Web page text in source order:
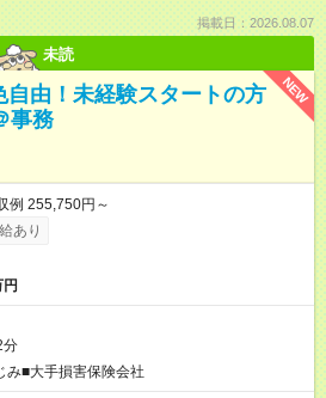
掲載日：2026.08.07
未読
NEW
自由！未経験スタートの方
事務
255,750円～
あり
分
み■大手損害保険会社